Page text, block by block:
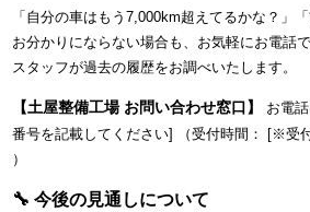
「自分の車はもう7,000km超えてるかな？」
お分かりにならない場合も、お気軽にお電話
スタッフが過去の履歴をお調べいたします。
【土屋整備工場 お問い合わせ窓口】
お電
番号を記載してください] （受付時間： [※受
）
🔧 今後の見通しについて